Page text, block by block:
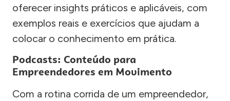
oferecer insights práticos e aplicáveis, com
exemplos reais e exercícios que ajudam a
colocar o conhecimento em prática.
Podcasts: Conteúdo para
Empreendedores em Movimento
Com a rotina corrida de um empreendedor,